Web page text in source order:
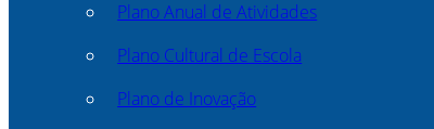
Plano Anual de Atividades
Plano Cultural de Escola
Plano de Inovação